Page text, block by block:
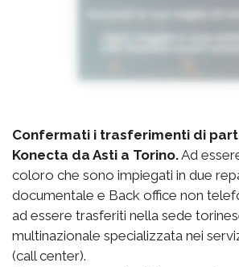
Confermati i trasferimenti di
Konecta da Asti a Torino.Ad
coloro che sono impiegati in due
documentale e Back office non
ad essere trasferiti nella sede
multinazionale specializzata nei
(call center).